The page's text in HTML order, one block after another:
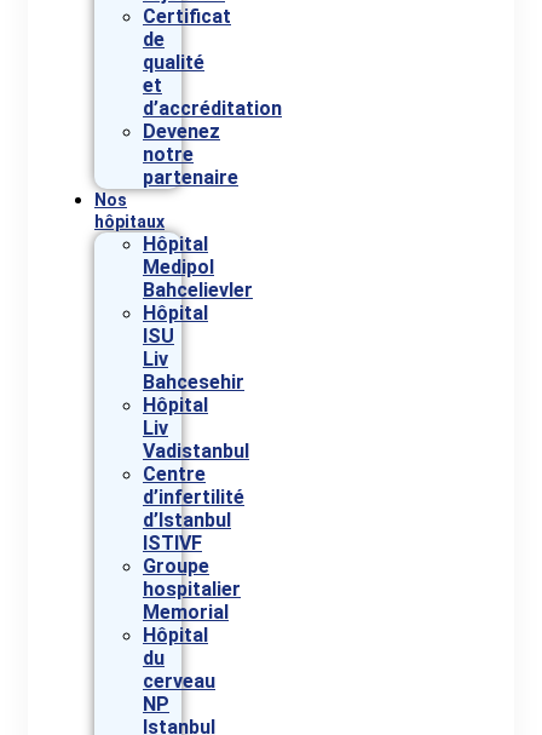
Certificat
de
qualité
et
d’accréditation
Devenez
notre
partenaire
Nos
hôpitaux
Hôpital
Medipol
Bahcelievler
Hôpital
ISU
Liv
Bahcesehir
Hôpital
Liv
Vadistanbul
Centre
d’infertilité
d’Istanbul
ISTIVF
Groupe
hospitalier
Memorial
Hôpital
du
cerveau
NP
Istanbul